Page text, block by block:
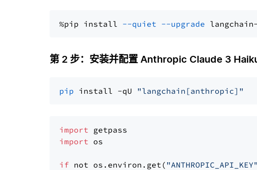
%pip install --quiet --upgrade
第 2 步：安装并配置 Anthropic Claude 3
pip install -qU "langchain[anthropic]"
import
import os
if not os.environ.get( "ANTHROPIC_API_KEY"